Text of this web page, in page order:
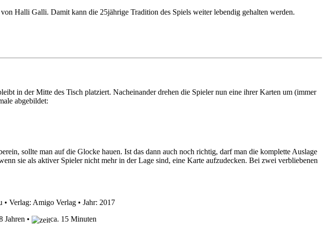
Halli Galli. Damit kann die 25jährige Tradition des Spiels weiter lebendig gehalten werden.
in der Mitte des Tisch platziert. Nacheinander drehen die Spieler nun eine ihrer Karten um (immer
abgebildet:
sollte man auf die Glocke hauen. Ist das dann auch noch richtig, darf man die komplette Auslage
sie als aktiver Spieler nicht mehr in der Lage sind, eine Karte aufzudecken. Bei zwei verbliebenen
Verlag: Amigo Verlag • Jahr: 2017
Jahren • ca. 15 Minuten